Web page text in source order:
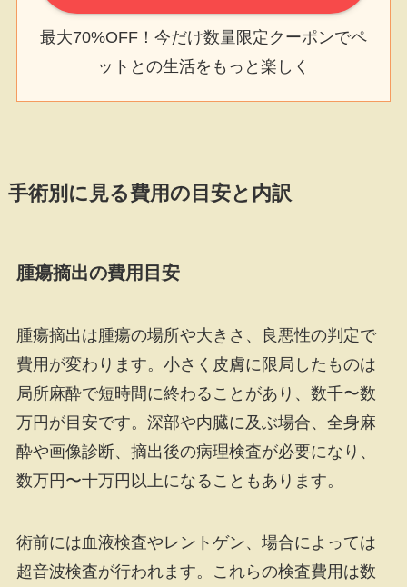
最大70%OFF！今だけ数量限定クーポンでペ
ットとの生活をもっと楽しく
手術別に見る費用の目安と内訳
腫瘍摘出の費用目安
腫瘍摘出は腫瘍の場所や大きさ、良悪性の判定で
費用が変わります。小さく皮膚に限局したものは
局所麻酔で短時間に終わることがあり、数千〜数
万円が目安です。深部や内臓に及ぶ場合、全身麻
酔や画像診断、摘出後の病理検査が必要になり、
数万円〜十万円以上になることもあります。
術前には血液検査やレントゲン、場合によっては
超音波検査が行われます。これらの検査費用は数